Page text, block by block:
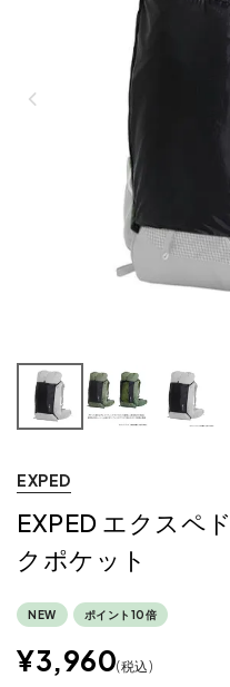
EXPED
EXPED エクスペ
クポケット
NEW ポイント10倍
¥3,960 税込